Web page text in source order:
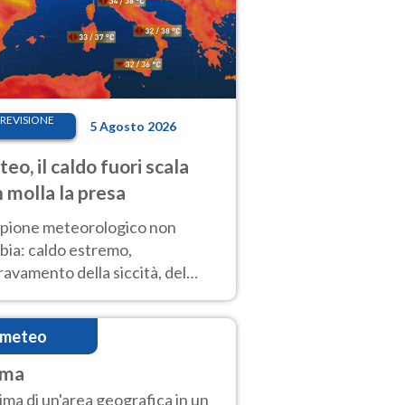
5 Agosto 2026
il caldo fuori scala
molla la presa
meteorologico non
caldo estremo,
della siccità, del
Nessun cambiamento fino
di un'area geografica in un